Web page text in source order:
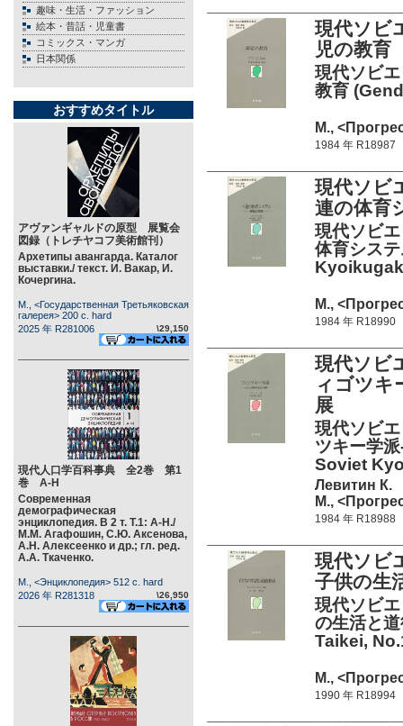
趣味・生活・ファッション
絵本・昔話・児童書
コミックス・マンガ
日本関係
おすすめタイトル
アヴァンギャルドの原型 展覧会
図録（トレチヤコフ美術館刊）
Архетипы авангарда. Каталог
выставки./ текст. И. Вакар, И.
Кочергина.
М., <Государственная Третьяковская
галерея> 200 c. hard
2025 年 R281006
\29,150
現代人口学百科事典 全2巻 第1
巻 А-Н
Современная
демографическая
энциклопедия. В 2 т. Т.1: А-Н./
М.М. Агафошин, С.Ю. Аксенова,
А.Н. Алексеенко и др.; гл. ред.
А.А. Ткаченко.
М., <Энциклопедия> 512 c. hard
2026 年 R281318
\26,950
現代ソビ
児の教育
現代ソビ
教育
М.,
1984 年 R18987
現代ソビ
連の体育
現代ソビ
体育シス
М.,
1984 年 R18990
現代ソビ
ィゴツキ
展
現代ソビ
ツキー学
Soviet
Левитин К.
М.,
1984 年 R18988
現代ソビ
子供の生
現代ソビ
の生活と
Taikei,
М.,
1990 年 R18994